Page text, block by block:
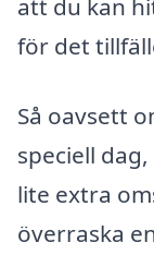
att du kan
för det
Så oavsett
speciell
lite extra
överraska